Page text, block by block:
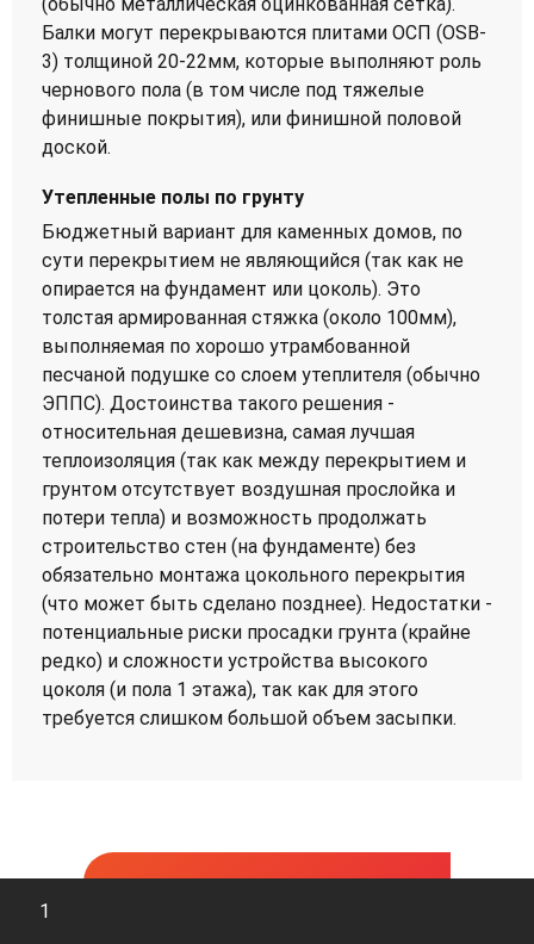
Балки могут перекрываются плитами ОСП (OSB-
3) толщиной 20-22мм, которые выполняют роль
чернового пола (в том числе под тяжелые
финишные покрытия), или финишной половой
доской.
Утепленные полы по грунту
Бюджетный вариант для каменных домов, по
сути перекрытием не являющийся (так как не
опирается на фундамент или цоколь). Это
толстая армированная стяжка (около 100мм),
выполняемая по хорошо утрамбованной
песчаной подушке со слоем утеплителя (обычно
ЭППС). Достоинства такого решения -
относительная дешевизна, самая лучшая
теплоизоляция (так как между перекрытием и
грунтом отсутствует воздушная прослойка и
потери тепла) и возможность продолжать
строительство стен (на фундаменте) без
обязательно монтажа цокольного перекрытия
(что может быть сделано позднее). Недостатки -
потенциальные риски просадки грунта (крайне
редко) и сложности устройства высокого
цоколя (и пола 1 этажа), так как для этого
требуется слишком большой объем засыпки.
1